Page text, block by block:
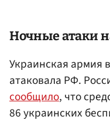
Ночные атаки
Украинская армия
атаковала РФ.
сообщило, что
86 украинских